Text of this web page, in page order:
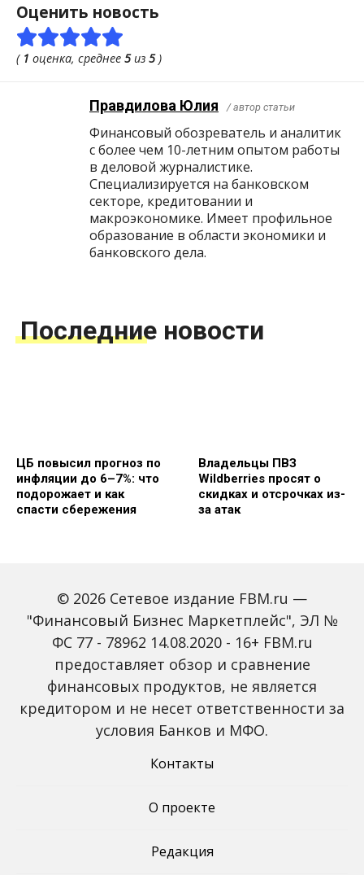
Оценить новость
( 1 оценка, среднее 5из 5)
Правдилова Юлия / автор статьи
Финансовый обозреватель и аналитик
с более чем 10-летним опытом работы
в деловой журналистике.
Специализируется на банковском
секторе, кредитовании и
макроэкономике. Имеет профильное
образование в области экономики и
банковского дела.
Последние новости
ЦБ повысил прогноз по
инфляции до 6–7%: что
подорожает и как
спасти сбережения
Владельцы ПВЗ
Wildberries просят о
скидках и отсрочках из-
за атак
Объем наличных у
россиян в июле вырос
на 43%: что стоит за
рекордным спросом на
С 2027 года ИНН станет
банковских счетов
россиян: что изменится
© 2026 Сетевое издание FBM.ru —
"Финансовый Бизнес Маркетплейс", ЭЛ №
ФС 77 - 78962 14.08.2020 - 16+ FBM.ru
предоставляет обзор и сравнение
финансовых продуктов, не является
кредитором и не несет ответственности за
условия Банков и МФО.
Контакты
О проекте
Редакция